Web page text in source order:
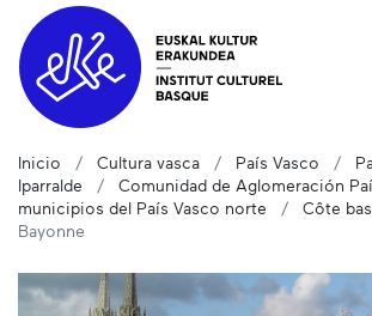
Inicio Cultura vasca País Vasco
Iparralde
Comunidad de Aglomeración
municipios del País Vasco norte
Côte
Bayonne